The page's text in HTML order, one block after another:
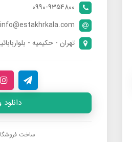
0990-9354800
info@estakhrkala.com
تهران - حکیمیه -
ساخت